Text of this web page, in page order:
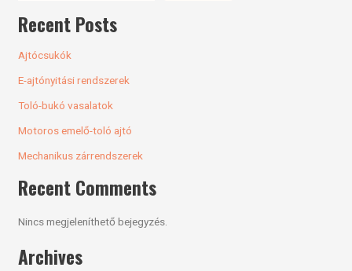
Recent Posts
Ajtócsukók
E-ajtónyitási rendszerek
Toló-bukó vasalatok
Motoros emelő-toló ajtó
Mechanikus zárrendszerek
Recent Comments
Nincs megjeleníthető bejegyzés.
Archives